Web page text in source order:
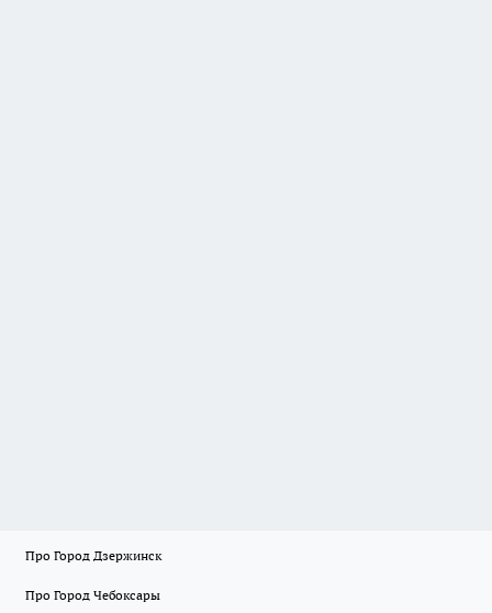
Про Город Дзержинск
Про Город Чебоксары